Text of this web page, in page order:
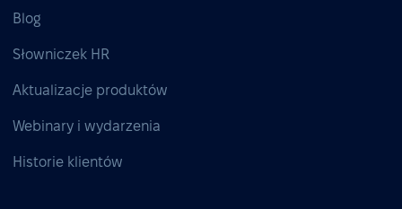
Blog
Słowniczek HR
Aktualizacje produktów
Webinary i wydarzenia
Historie klientów